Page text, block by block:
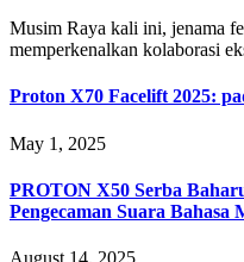
Musim Raya kali ini, jenama
memperkenalkan kolaborasi
Proton X70 Facelift 2025:
May 1, 2025
PROTON X50 Serba
Pengecaman Suara Bahasa